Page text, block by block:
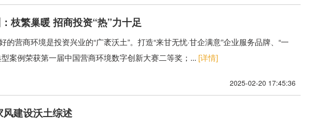
枝繁巢暖 招商投资“热”力十足
营商环境是投资兴业的“广袤沃土”。打造“来甘无忧·甘企满意”企业服务品牌、“一
案例荣获第一届中国营商环境数字创新大赛二等奖；... [详情]
2025-02-20 17:45:36
建设沃土综述